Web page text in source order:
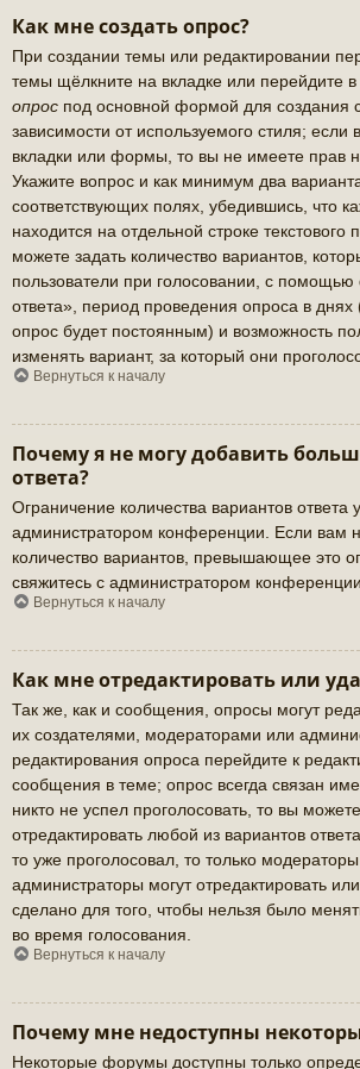
Как мне создать опрос?
При создании темы или редактировании
темы щёлкните на вкладке или перейдите
опрос под основной формой для создания
зависимости от используемого стиля; если
вкладки или формы, то вы не имеете прав
Укажите вопрос и как минимум два
соответствующих полях, убедившись, что
находится на отдельной строке текстового
можете задать количество вариантов,
пользователи при голосовании, с
ответа», период проведения опроса в днях
опрос будет постоянным) и возможность
изменять вариант, за который они
Вернуться к началу
Почему я не могу добавить
ответа?
Ограничение количества вариантов ответа
администратором конференции. Если вам
количество вариантов, превышающее это
свяжитесь с администратором конференции.
Вернуться к началу
Как мне отредактировать или
Так же, как и сообщения, опросы могут
их создателями, модераторами или
редактирования опроса перейдите к
сообщения в теме; опрос всегда связан
никто не успел проголосовать, то вы
отредактировать любой из вариантов
то уже проголосовал, то только
администраторы могут отредактировать
сделано для того, чтобы нельзя было
во время голосования.
Вернуться к началу
Почему мне недоступны
Некоторые форумы доступны только